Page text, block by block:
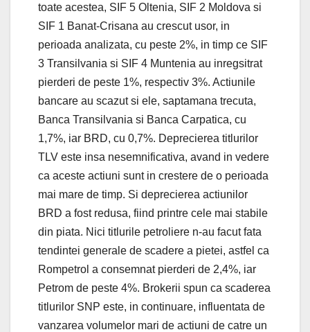
toate acestea, SIF 5 Oltenia, SIF 2 Moldova si
SIF 1 Banat-Crisana au crescut usor, in
perioada analizata, cu peste 2%, in timp ce SIF
3 Transilvania si SIF 4 Muntenia au inregsitrat
pierderi de peste 1%, respectiv 3%. Actiunile
bancare au scazut si ele, saptamana trecuta,
Banca Transilvania si Banca Carpatica, cu
1,7%, iar BRD, cu 0,7%. Deprecierea titlurilor
TLV este insa nesemnificativa, avand in vedere
ca aceste actiuni sunt in crestere de o perioada
mai mare de timp. Si deprecierea actiunilor
BRD a fost redusa, fiind printre cele mai stabile
din piata. Nici titlurile petroliere n-au facut fata
tendintei generale de scadere a pietei, astfel ca
Rompetrol a consemnat pierderi de 2,4%, iar
Petrom de peste 4%. Brokerii spun ca scaderea
titlurilor SNP este, in continuare, influentata de
vanzarea volumelor mari de actiuni de catre un